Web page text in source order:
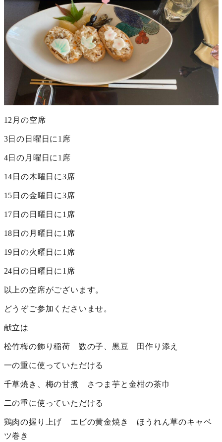
12月の空席
3日の日曜日に1席
4日の月曜日に1席
14日の木曜日に3席
15日の金曜日に3席
17日の日曜日に1席
18日の月曜日に1席
19日の火曜日に1席
24日の日曜日に1席
以上の空席がございます。
どうぞご参加くださいませ。
献立は
松竹梅の飾り稲荷 数の子、黒豆 田作り添え
一の重に使っていただける
千草焼き、梅の甘煮 さつま芋と金柑の茶巾
二の重に使っていただける
鶏肉の握り上げ エビの黄金焼き ほうれん草のキャベ
ツ巻き